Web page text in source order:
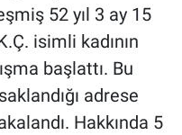
52 yıl 3 ay 15
isimli kadının
başlattı. Bu
adrese
Hakkında 5